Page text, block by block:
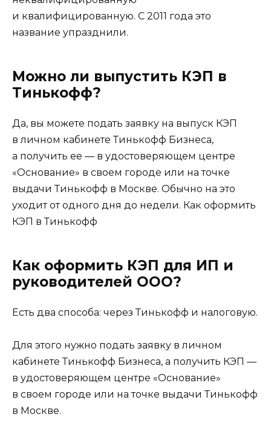
и квалифицированную. С 2011 года это
название упразднили.
Можно ли выпустить КЭП в
Тинькофф?
Да, вы можете подать заявку на выпуск КЭП
в личном кабинете Тинькофф Бизнеса,
а получить ее — в удостоверяющем центре
«Основание» в своем городе или на точке
выдачи Тинькофф в Москве. Обычно на это
уходит от одного дня до недели. Как оформить
КЭП в Тинькофф
Как оформить КЭП для ИП и
руководителей ООО?
Есть два способа: через Тинькофф и налоговую.
Для этого нужно подать заявку в личном
кабинете Тинькофф Бизнеса, а получить КЭП —
в удостоверяющем центре «Основание»
в своем городе или на точке выдачи Тинькофф
в Москве.